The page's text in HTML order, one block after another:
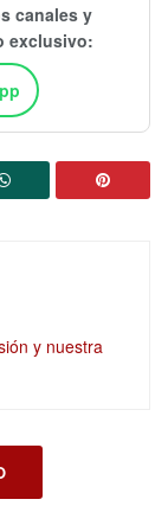
canales y
exclusivo:
y nuestra